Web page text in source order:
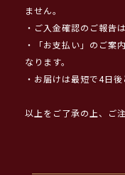
ません。
・ご入金確認のご報告
・「お支払い」のご案
なります。
・お届けは最短で4日後
以上をご了承の上、ご